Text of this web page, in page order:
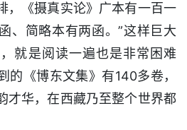
，《摄真实论》广本有一百一
、简略本有两函。”这样巨大
就是阅读一遍也是非常困难
的《博东文集》有140多卷，
才华，在西藏乃至整个世界都